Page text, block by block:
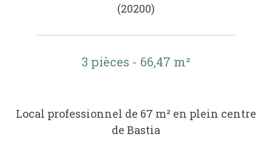
(20200)
3 pièces - 66,47 m²
Local professionnel de 67 m² en plein centre
de Bastia